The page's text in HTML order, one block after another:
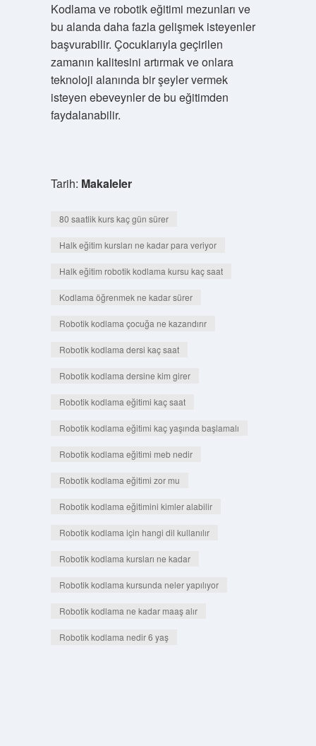
Kodlama ve robotik eğitimi mezunları ve
bu alanda daha fazla gelişmek isteyenler
başvurabilir. Çocuklarıyla geçirilen
zamanın kalitesini artırmak ve onlara
teknoloji alanında bir şeyler vermek
isteyen ebeveynler de bu eğitimden
faydalanabilir.
Tarih: Makaleler
80 saatlik kurs kaç gün sürer
Halk eğitim kursları ne kadar para veriyor
Halk eğitim robotik kodlama kursu kaç saat
Kodlama öğrenmek ne kadar sürer
Robotik kodlama çocuğa ne kazandırır
Robotik kodlama dersi kaç saat
Robotik kodlama dersine kim girer
Robotik kodlama eğitimi kaç saat
Robotik kodlama eğitimi kaç yaşında başlamalı
Robotik kodlama eğitimi meb nedir
Robotik kodlama eğitimi zor mu
Robotik kodlama eğitimini kimler alabilir
Robotik kodlama için hangi dil kullanılır
Robotik kodlama kursları ne kadar
Robotik kodlama kursunda neler yapılıyor
Robotik kodlama ne kadar maaş alır
Robotik kodlama nedir 6 yaş